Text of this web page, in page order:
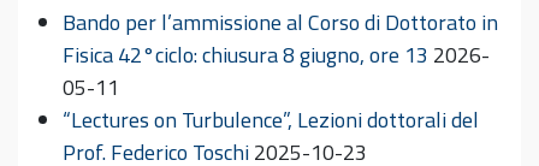
Bando per l’ammissione al Corso di Dottorato in
Fisica 42°ciclo: chiusura 8 giugno, ore 13 2026-
05-11
“Lectures on Turbulence”, Lezioni dottorali del
Prof. Federico Toschi2025-10-23